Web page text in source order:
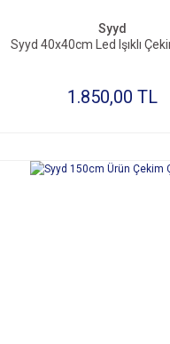
Syyd
Syyd 40x40cm Led Işıklı
1.850,00 TL